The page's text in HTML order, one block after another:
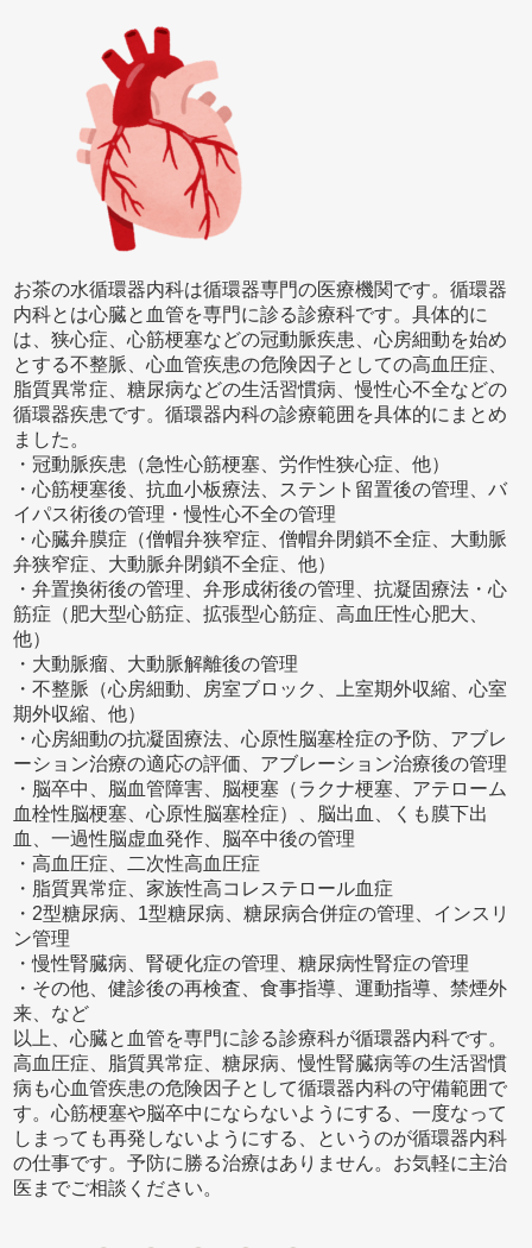
お茶の水循環器内科は循環器専門の医療機関です。循環器
内科とは心臓と血管を専門に診る診療科です。具体的に
は、狭心症、心筋梗塞などの冠動脈疾患、心房細動を始め
とする不整脈、心血管疾患の危険因子としての高血圧症、
脂質異常症、糖尿病などの生活習慣病、慢性心不全などの
循環器疾患です。循環器内科の診療範囲を具体的にまとめ
ました。
・冠動脈疾患（急性心筋梗塞、労作性狭心症、他）
・心筋梗塞後、抗血小板療法、ステント留置後の管理、バ
イパス術後の管理・慢性心不全の管理
・心臓弁膜症（僧帽弁狭窄症、僧帽弁閉鎖不全症、大動脈
弁狭窄症、大動脈弁閉鎖不全症、他）
・弁置換術後の管理、弁形成術後の管理、抗凝固療法・心
筋症（肥大型心筋症、拡張型心筋症、高血圧性心肥大、
他）
・大動脈瘤、大動脈解離後の管理
・不整脈（心房細動、房室ブロック、上室期外収縮、心室
期外収縮、他）
・心房細動の抗凝固療法、心原性脳塞栓症の予防、アブレ
ーション治療の適応の評価、アブレーション治療後の管理
・脳卒中、脳血管障害、脳梗塞（ラクナ梗塞、アテローム
血栓性脳梗塞、心原性脳塞栓症）、脳出血、くも膜下出
血、一過性脳虚血発作、脳卒中後の管理
・高血圧症、二次性高血圧症
・脂質異常症、家族性高コレステロール血症
・2型糖尿病、1型糖尿病、糖尿病合併症の管理、インスリ
ン管理
・慢性腎臓病、腎硬化症の管理、糖尿病性腎症の管理
・その他、健診後の再検査、食事指導、運動指導、禁煙外
来、など
以上、心臓と血管を専門に診る診療科が循環器内科です。
高血圧症、脂質異常症、糖尿病、慢性腎臓病等の生活習慣
病も心血管疾患の危険因子として循環器内科の守備範囲で
す。心筋梗塞や脳卒中にならないようにする、一度なって
しまっても再発しないようにする、というのが循環器内科
の仕事です。予防に勝る治療はありません。お気軽に主治
医までご相談ください。